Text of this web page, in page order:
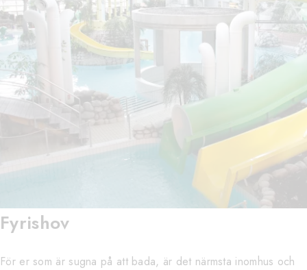
Fyrishov
För er som är sugna på att bada, är det närmsta inomhus och